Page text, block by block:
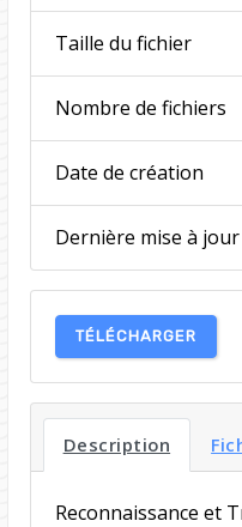
Taille du fichier
Nombre de fichiers
Date de création
Dernière mise à jour
TÉLÉCHARGER
Description
Reconnaissance et